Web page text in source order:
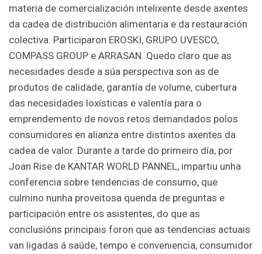
materia de comercialización intelixente desde axentes
da cadea de distribución alimentaria e da restauración
colectiva. Participaron EROSKI, GRUPO UVESCO,
COMPASS GROUP e ARRASAN. Quedo claro que as
necesidades desde a súa perspectiva son as de
produtos de calidade, garantía de volume, cubertura
das necesidades loxísticas e valentía para o
emprendemento de novos retos demandados polos
consumidores en alianza entre distintos axentes da
cadea de valor. Durante a tarde do primeiro día, por
Joan Rise de KANTAR WORLD PANNEL, impartiu unha
conferencia sobre tendencias de consumo, que
culmino nunha proveitosa quenda de preguntas e
participación entre os asistentes, do que as
conclusións principais foron que as tendencias actuais
van ligadas á saúde, tempo e conveniencia, consumidor